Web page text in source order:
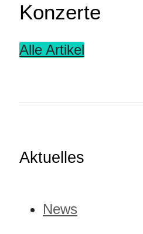
Konzerte
Alle Artikel
Aktuelles
News